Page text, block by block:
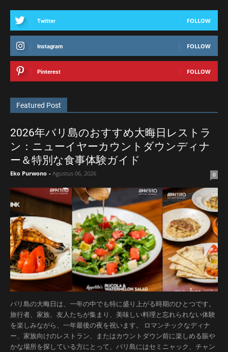
Twitter FOLLOW
Instagram FOLLOW
Pinterest FOLLOW
Featured Post
2026年バリ島のおすすめ大晦日レストラ
ン：ニューイヤーカウントダウンディナ
ー＆特別な食事体験ガイド
Eko Purwono - Agustus 06, 2026 0
バリ島の大晦日は、一年の中でも特に盛り上がる時期のひとつです。
旅行者、家族、友人たちが集まり、美味しい料理と忘れられない体験
を楽しみながら、一年最後の夜を祝います。 ロマンチックなディナ
ー、家族向けのレストラン、またはカウントダウン前に楽しめる賑や
かな場所を探している方にとって、バリ島にはセミニャック、チャン